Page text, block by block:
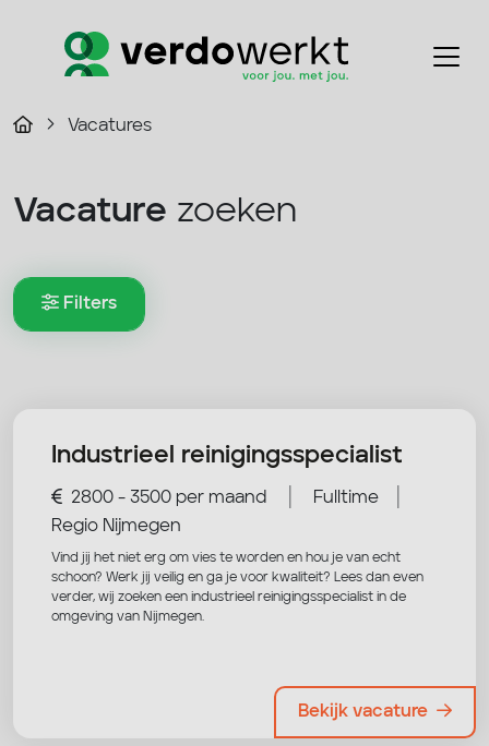
Vacatures
Vacature zoeken
Filters
Industrieel reinigingsspecialist
2800 - 3500 per maand Fulltime
Regio Nijmegen
Vind jij het niet erg om vies te worden en hou je van echt
schoon? Werk jij veilig en ga je voor kwaliteit? Lees dan even
verder, wij zoeken een industrieel reinigingsspecialist in de
omgeving van Nijmegen.
Bekijk vacature